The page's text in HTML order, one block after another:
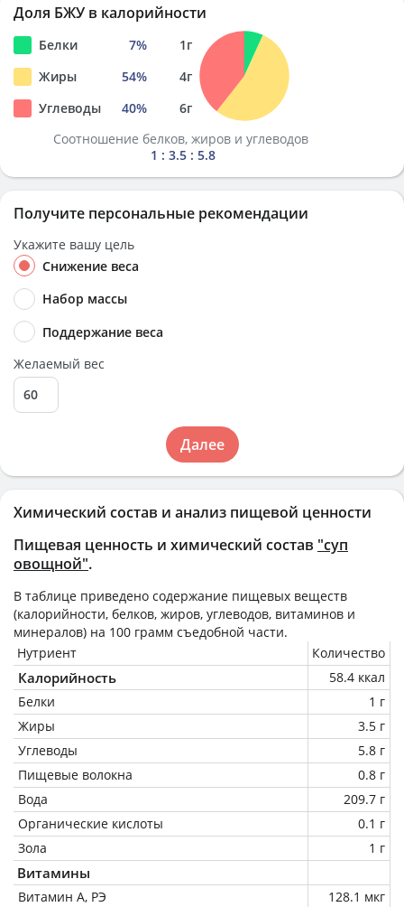
Химический состав и анализ пищевой ценности
Пищевая ценность и химический состав "суп
овощной".
В таблице приведено содержание пищевых веществ
(калорийности, белков, жиров, углеводов, витаминов и
минералов) на 100 грамм съедобной части.
Нутриент
Количество
Калорийность
58.4 ккал
Белки
1 г
Жиры
3.5 г
Углеводы
5.8 г
Пищевые волокна
0.8 г
Вода
209.7 г
Органические кислоты
0.1 г
Зола
1 г
Витамины
Витамин А, РЭ 128.1 мкг
Доля БЖУ в калорийности
Белки 7% 1г
Жиры
54% 4г
Углеводы
40% 6г
Соотношение белков, жиров и углеводов
1 : 3.5 : 5.8
Получите персональные рекомендации
Укажите вашу цель
Снижение веса
Набор массы
Поддержание веса
Желаемый вес
Далее